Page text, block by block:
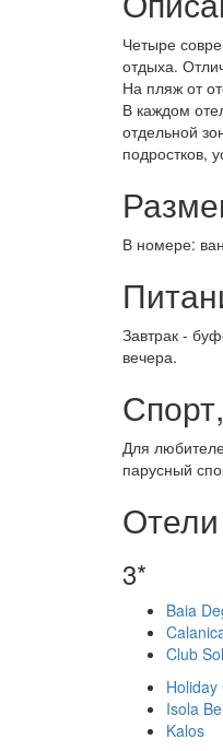
Четыре
отдыха.
На пляж от
В каждом
отдельной
подростков,
В номере:
Завтрак -
вечера.
Для
парусный
Отели
3*
Baia
Club
Holiday
Isola
Kalos